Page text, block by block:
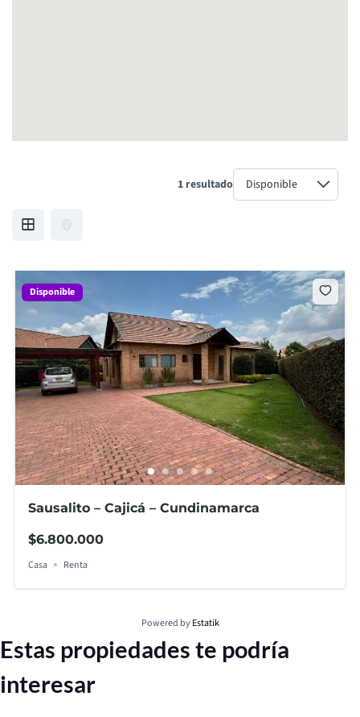
1 resultado
Disponible
Sausalito – Cajicá – Cundinamarca
$6.800.000
Casa Renta
Powered byEstatik
Estas propiedades te podría
interesar